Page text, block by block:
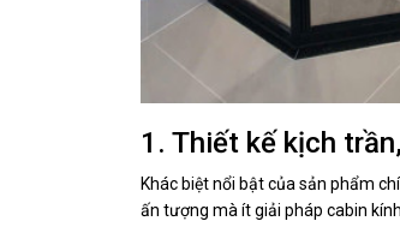
1. Thiết kế kịch
Khác biệt nổi bật của sản phẩm
ấn tượng mà ít giải pháp cabin